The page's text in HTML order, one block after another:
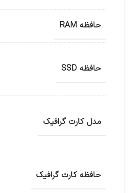
حافظه RAM
حافظه SSD
مدل کارت گرافیک
حافظه کارت گرافیک